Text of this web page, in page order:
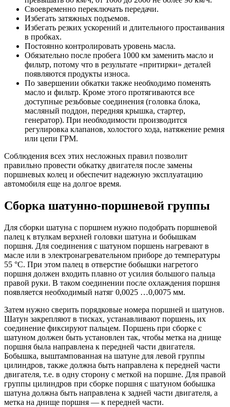
Своевременно переключать передачи.
Избегать затяжных подъемов.
Избегать резких ускорений и длительного простаивания
в пробках.
Постоянно контролировать уровень масла.
Обязательно после пробега 1000 км заменить масло и
фильтр, потому что в результате «притирки» деталей
появляются продукты износа.
По завершении обкатки также необходимо поменять
масло и фильтр. Кроме этого протягиваются все
доступные резьбовые соединения (головка блока,
масляный поддон, передняя крышка, стартер,
генератор). При необходимости производится
регулировка клапанов, холостого хода, натяжение ремня
или цепи ГРМ.
Соблюдения всех этих несложных правил позволит
правильно провести обкатку двигателя после замены
поршневых колец и обеспечит надежную эксплуатацию
автомобиля еще на долгое время.
Сборка шатунно-поршневой группы
Для сборки шатуна с поршнем нужно подобрать поршневой
палец к втулкам верхней головки шатуна и бобышкам
поршня. Для соединения с шатуном поршень нагревают в
масле или в электронагревательном приборе до температуры
55 °С. При этом палец в отверстие бобышки нагретого
поршня должен входить плавно от усилия большого пальца
правой руки. В таком соединении после охлаждения поршня
появляется необходимый натяг 0,0025 …0,0075 мм.
Затем нужно сверить порядковые номера поршней и шатунов.
Шатун закрепляют в тисках, устанавливают поршень, их
соединение фиксируют пальцем. Поршень при сборке с
шатуном должен быть установлен так, чтобы метка на днище
поршня была направлена к передней части двигателя.
Бобышка, выштампованная на шатуне для левой группы
цилиндров, также должна быть направлена к передней части
двигателя, т.е. в одну сторону с меткой на поршне. Для правой
группы цилиндров при сборке поршня с шатуном бобышка
шатуна должна быть направлена к задней части двигателя, а
метка на днище поршня — к передней части.